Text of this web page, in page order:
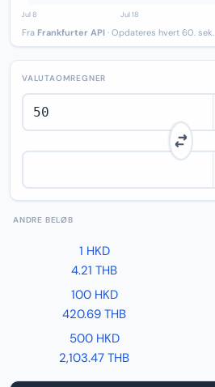
Fra Frankfurter API · Opdateres hvert 60. sek.
VALUTAOMREGNER
ANDRE BELØB
1 HKD
4.21 THB
100 HKD
420.69 THB
500 HKD
2,103.47 THB